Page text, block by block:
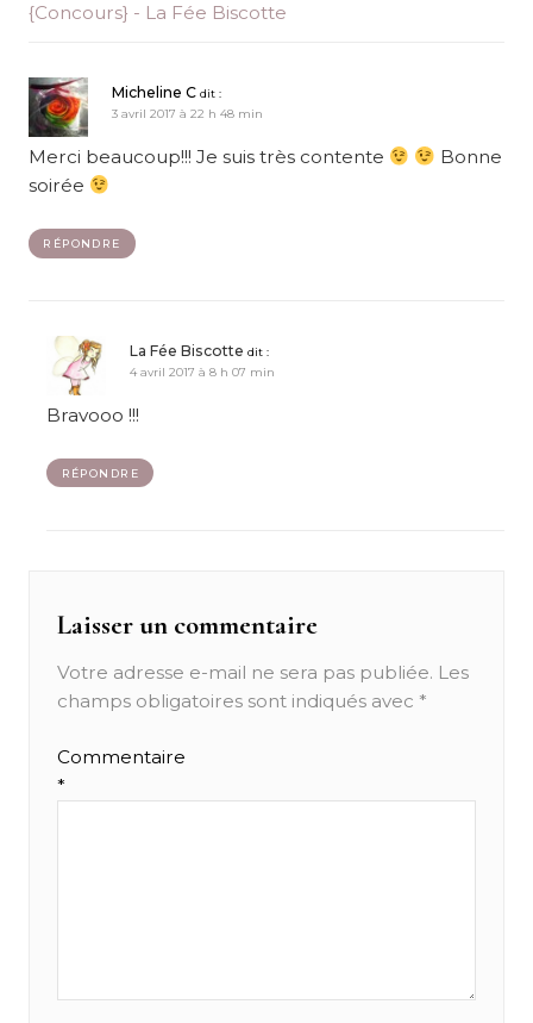
{Concours} - La Fée Biscotte
Micheline C dit :
3 avril 2017 à 22 h 48 min
Merci beaucoup!!! Je suis très contente
Bonne
soirée
RÉPONDRE
La Fée Biscotte dit :
4 avril 2017 à 8 h 07 min
Bravooo !!!
RÉPONDRE
Laisser un commentaire
Votre adresse e-mail ne sera pas publiée. Les
champs obligatoires sont indiqués avec *
Commentaire
*